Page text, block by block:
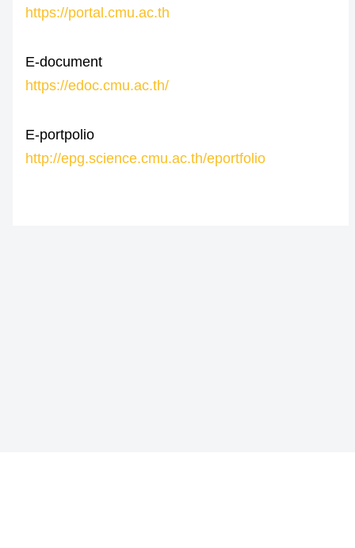
https://portal.cmu.ac.th
E-document
https://edoc.cmu.ac.th/
E-portpolio
http://epg.science.cmu.ac.th/eportfolio